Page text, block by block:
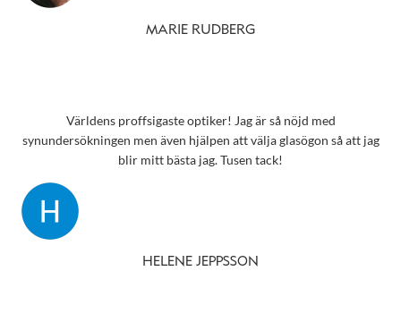
MARIE RUDBERG
Världens proffsigaste optiker! Jag är så nöjd med
synundersökningen men även hjälpen att välja glasögon så att jag
blir mitt bästa jag. Tusen tack!
HELENE JEPPSSON